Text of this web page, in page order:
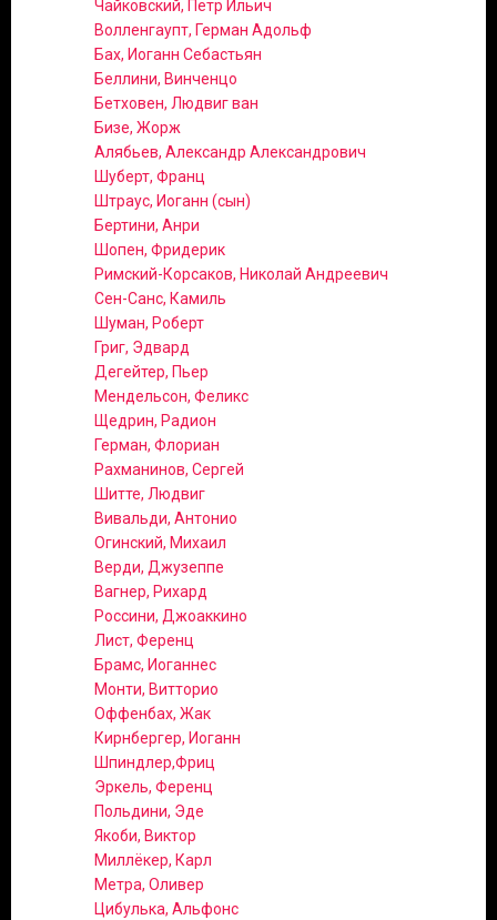
Чайковский, Петр Ильич
Волленгаупт, Герман Адольф
Бах, Иоганн Себастьян
Беллини, Винченцо
Бетховен, Людвиг ван
Бизе, Жорж
Алябьев, Александр Александрович
Шуберт, Франц
Штраус, Иоганн (сын)
Бертини, Анри
Шопен, Фридерик
Римский-Корсаков, Николай Андреевич
Сен-Санс, Камиль
Шуман, Роберт
Григ, Эдвард
Дегейтер, Пьер
Мендельсон, Феликс
Щедрин, Радион
Герман, Флориан
Рахманинов, Сергей
Шитте, Людвиг
Вивальди, Антонио
Огинский, Михаил
Верди, Джузеппе
Вагнер, Рихард
Россини, Джоаккино
Лист, Ференц
Брамс, Иоганнес
Монти, Витторио
Оффенбах, Жак
Кирнбергер, Иоганн
Шпиндлер,Фриц
Эркель, Ференц
Польдини, Эде
Якоби, Виктор
Миллёкер, Карл
Метра, Оливер
Цибулька, Альфонс